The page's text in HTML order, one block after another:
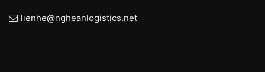
lienhe@ngheanlogistics.net